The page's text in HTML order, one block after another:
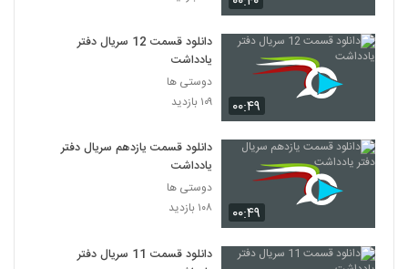
۰۰:۴۹
دانلود قسمت 12 سریال دفتر
یادداشت
دوستی ها
۱۰۹ بازدید
۰۰:۴۹
دانلود قسمت یازدهم سریال دفتر
یادداشت
دوستی ها
۱۰۸ بازدید
دانلود قسمت 11 سریال دفتر